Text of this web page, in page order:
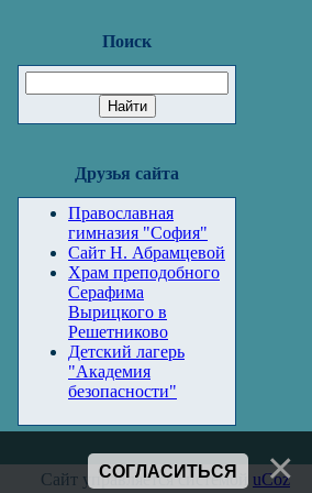
Поиск
Друзья сайта
Православная
гимназия "София"
Сайт Н. Абрамцевой
Храм преподобного
Серафима
Вырицкого в
Решетниково
Детский лагерь
"Академия
безопасности"
Сайт управляется системой uCoz
СОГЛАСИТЬСЯ